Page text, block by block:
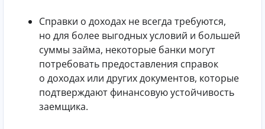
Справки о доходах не всегда требуются,
но для более выгодных условий и большей
суммы займа, некоторые банки могут
потребовать предоставления справок
о доходах или других документов, которые
подтверждают финансовую устойчивость
заемщика.